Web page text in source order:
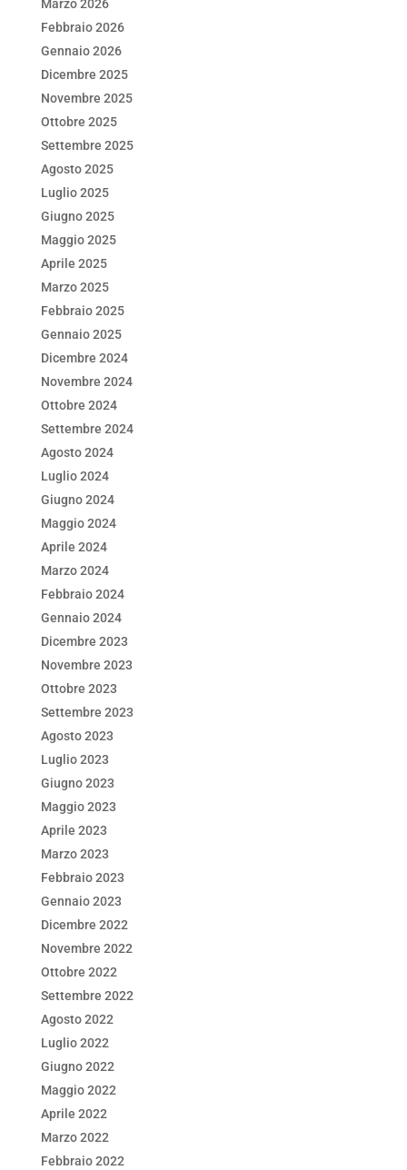
Marzo 2026
Febbraio 2026
Gennaio 2026
Dicembre 2025
Novembre 2025
Ottobre 2025
Settembre 2025
Agosto 2025
Luglio 2025
Giugno 2025
Maggio 2025
Aprile 2025
Marzo 2025
Febbraio 2025
Gennaio 2025
Dicembre 2024
Novembre 2024
Ottobre 2024
Settembre 2024
Agosto 2024
Luglio 2024
Giugno 2024
Maggio 2024
Aprile 2024
Marzo 2024
Febbraio 2024
Gennaio 2024
Dicembre 2023
Novembre 2023
Ottobre 2023
Settembre 2023
Agosto 2023
Luglio 2023
Giugno 2023
Maggio 2023
Aprile 2023
Marzo 2023
Febbraio 2023
Gennaio 2023
Dicembre 2022
Novembre 2022
Ottobre 2022
Settembre 2022
Agosto 2022
Luglio 2022
Giugno 2022
Maggio 2022
Aprile 2022
Marzo 2022
Febbraio 2022